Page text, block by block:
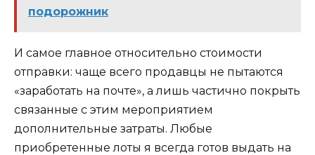
подорожник
И самое главное относительно стоимости
отправки: чаще всего продавцы не пытаются
«заработать на почте», а лишь частично покрыть
связанные с этим мероприятием
дополнительные затраты. Любые
приобретенные лоты я всегда готов выдать на